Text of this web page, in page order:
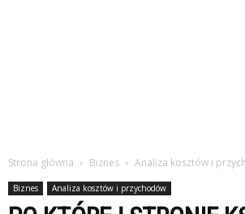
Strona główna Biznes Analiza kosztów i
Biznes Analiza kosztów i przychodów